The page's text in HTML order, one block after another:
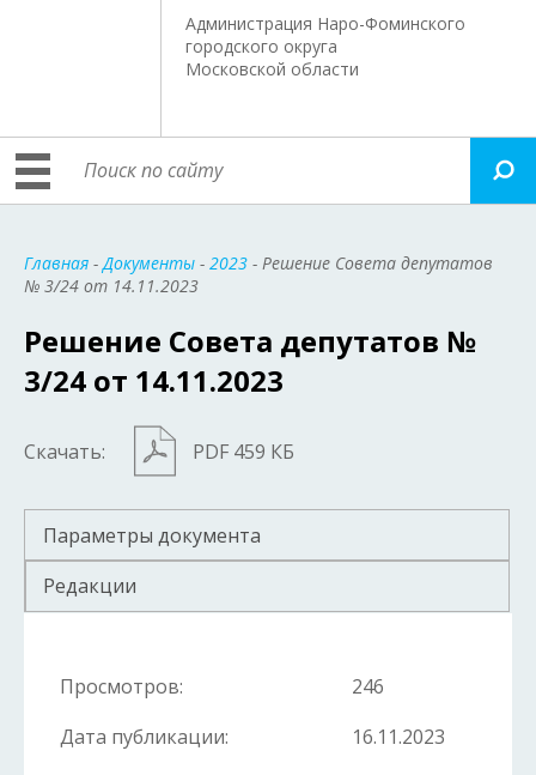
Администрация Наро-Фоминского
городского округа
Московской области
Главная -Документы - 2023 - Решение Совета депутатов
№ 3/24 от 14.11.2023
Решение Совета депутатов №
3/24 от 14.11.2023
Скачать: PDF 459 КБ
Параметры документа
Редакции
Просмотров:
246
Дата публикации:
16.11.2023